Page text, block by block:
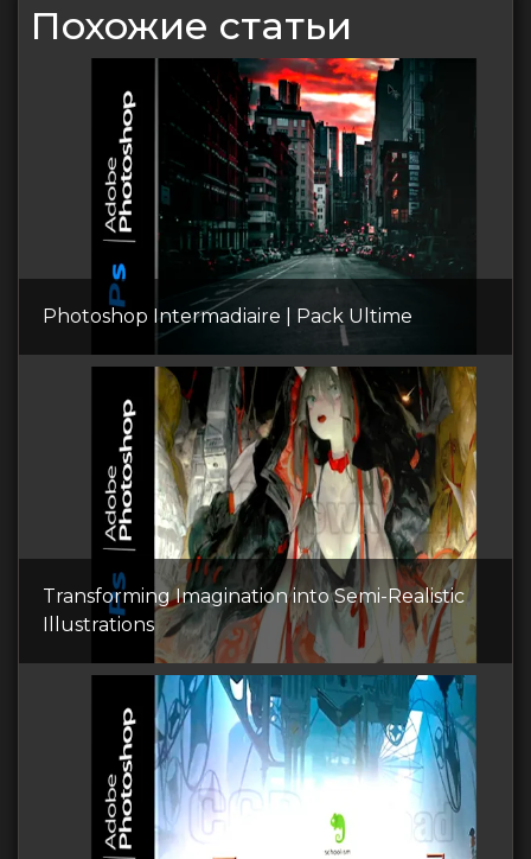
Похожие статьи
Photoshop Intermadiaire | Pack Ultime
Transforming Imagination into Semi-Realistic
Illustrations